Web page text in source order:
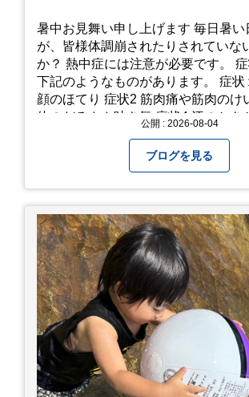
暑中お見舞い申し上げます 毎日暑い
が、皆様体調崩されたりされていな
か？ 熱中症には注意が必要です。 症状としては
下記のようなものがあります。 症状１ めまいや
顔のほてり 症状2 筋肉痛や筋肉のけ
体のだるさや吐き気 症状4 汗のかき
に反応しない、まっすぐ歩けない 症
に医療機関へ相談、または救急車を
□涼しい場所へ移動しましょう □衣
体を冷やして体温を下げましょう □
補給しましょう 一番大切な命を守って、夏を乗り
切りましょう！
公開 : 2026-08-04
ブログを見る